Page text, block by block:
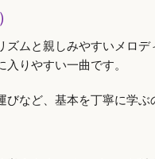
ムと親しみやすいメロ
りやすい一曲です。
など、基本を丁寧に学ぶ